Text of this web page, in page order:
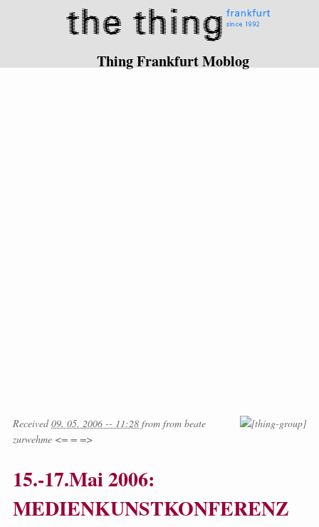
Thing Frankfurt Moblog
Received09. 05. 2006 -- 11:28 from from beate
zurwehme <= = =>
15.-17.Mai 2006:
MEDIENKUNSTKONFERENZ